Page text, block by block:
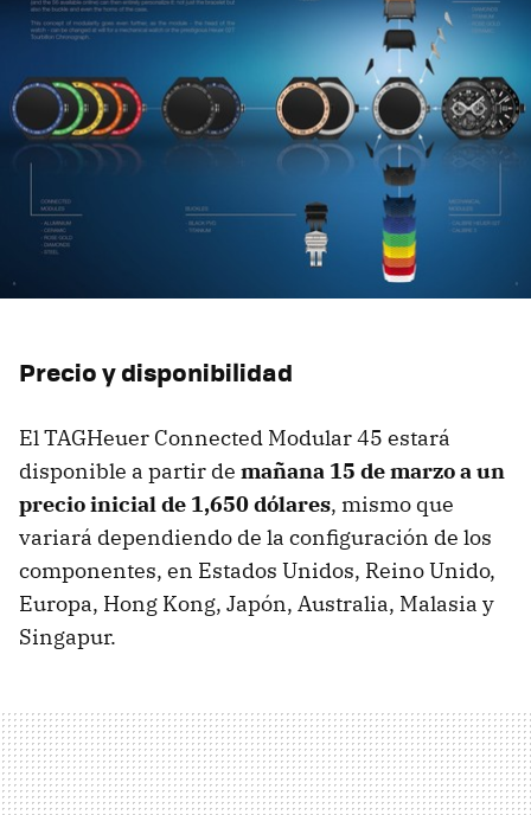
Precio y disponibilidad
El TAGHeuer Connected Modular 45 estará
disponible a partir de mañana 15 de marzo a un
precio inicial de 1,650 dólares, mismo que
variará dependiendo de la configuración de los
componentes, en Estados Unidos, Reino Unido,
Europa, Hong Kong, Japón, Australia, Malasia y
Singapur.